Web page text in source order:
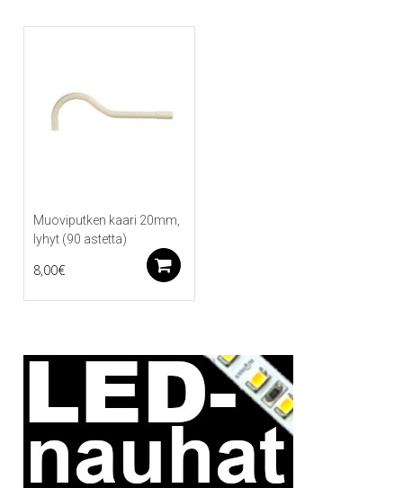
Muoviputken kaari 20mm,
lyhyt (90 astetta)
8,00€